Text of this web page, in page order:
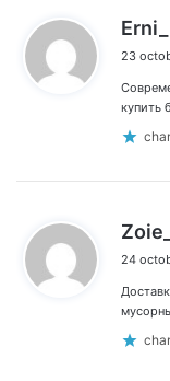
23
купить
24